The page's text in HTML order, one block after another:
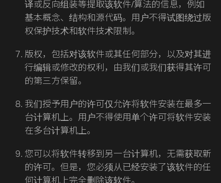
译或反向组装等提取该软件/算法的信息，例如
基本概念、结构和源代码。用户不得试图绕过版
权保护技术和软件技术限制。
版权，包括对该软件或其任何部分，以及对其进
行编辑或修改的权利，由我们或我们获得其许可
的第三方保留。
我们授予用户的许可仅允许将软件安装在最多一
台计算机上。用户不得使用单个许可将软件安装
在多台计算机上。
您可以将软件转移到另一台计算机，无需获取新
的许可。但是，您必须从已经安装了该软件的任
何计算机上完全删除该软件。